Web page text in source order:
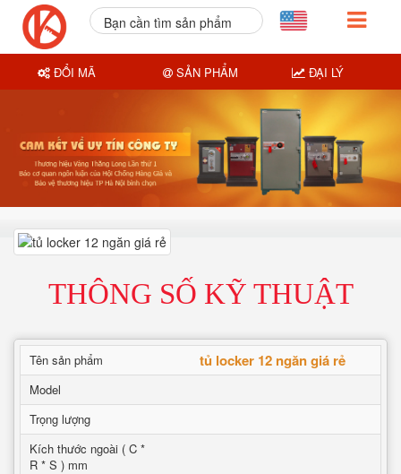
THÔNG SỐ KỸ THUẬT
Tên sản phẩm tủ locker 12 ngăn giá rẻ
Model
Trọng lượng
Kích thước ngoài ( C *
R * S ) mm
Bạn cần tìm sản phẩm
ĐỔI MÃ SẢN PHẨM ĐẠI LÝ